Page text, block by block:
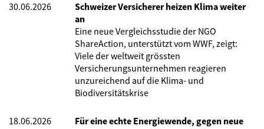
30.06.2026
Schweizer Versicherer heizen Klima weiter
an
Eine neue Vergleichsstudie der NGO
ShareAction, unterstützt vom WWF, zeigt:
Viele der weltweit grössten
Versicherungsunternehmen reagieren
unzureichend auf die Klima- und
Biodiversitätskrise
18.06.2026
Für eine echte Energiewende, gegen neue